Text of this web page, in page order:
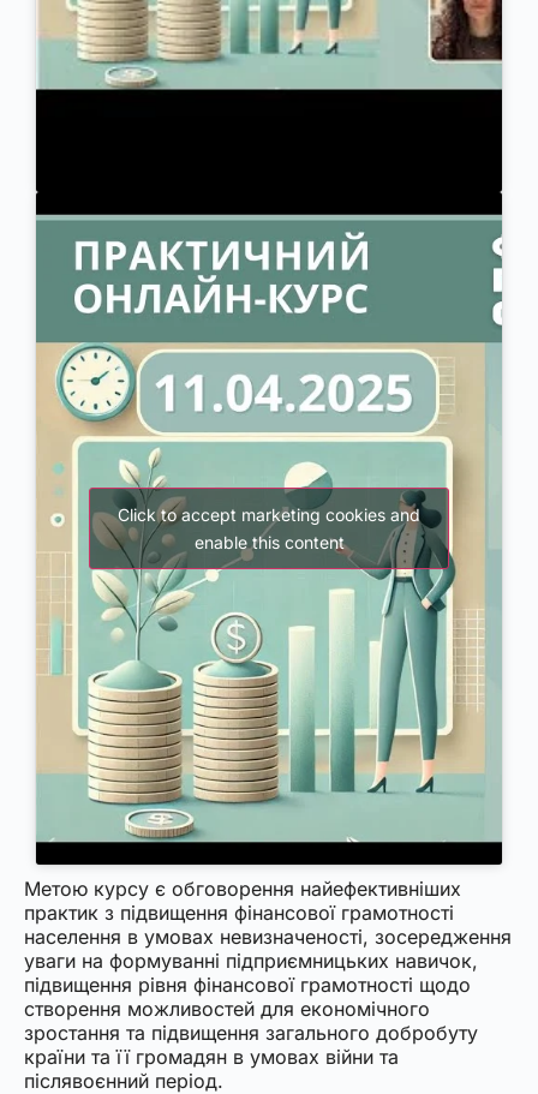
Click to accept marketing cookies and
enable this content
Метою курсу є обговорення найефективніших
практик з підвищення фінансової грамотності
населення в умовах невизначеності, зосередження
уваги на формуванні підприємницьких навичок,
підвищення рівня фінансової грамотності щодо
створення можливостей для економічного
зростання та підвищення загального добробуту
країни та її громадян в умовах війни та
післявоєнний період.